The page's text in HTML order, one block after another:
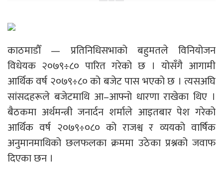
काठमाडौँ — प्रतिनिधिसभाको बहुमतले विनियोजन
विधेयक २०७९÷८० पारित गरेको छ । योसँगै आगामी
आर्थिक वर्ष २०७९÷८० को बजेट पास भएको छ । त्यसअघि
सांसदहरूले बजेटमाथि आ–आफ्नो धारणा राखेका थिए ।
बैठकमा अर्थमन्त्री जनार्दन शर्माले आइतबार पेश गरेको
आर्थिक वर्ष २०७९÷०८० को राजश्व र व्ययको वार्षिक
अनुमानमाथिको छलफलका क्रममा उठेका प्रश्नको जवाफ
दिएका छन ।